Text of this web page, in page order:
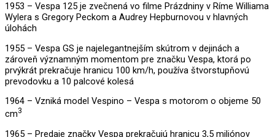
1953 – Vespa 125 je zvečnená vo filme Prázdniny v Ríme Williama
Wylera s Gregory Peckom a Audrey Hepburnovou v hlavných
úlohách
1955 – Vespa GS je najelegantnejším skútrom v dejinách a
zároveň významným momentom pre značku Vespa, ktorá po
prvýkrát prekračuje hranicu 100 km/h, používa štvorstupňovú
prevodovku a 10 palcové kolesá
1964 – Vzniká model Vespino – Vespa s motorom o objeme 50
cm3
1965 – Predaje značky Vespa prekračujú hranicu 3,5 miliónov